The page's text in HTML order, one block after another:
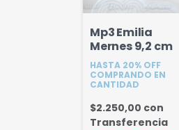
Mp3 Emilia
Mernes 9,2 cm
HASTA 20% OFF
COMPRANDO EN
CANTIDAD
$2.250,00 con
Transferencia